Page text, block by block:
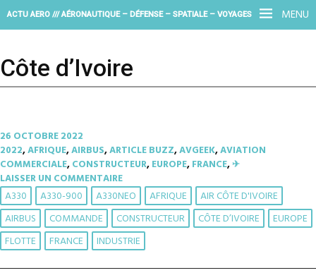
MENU
ACTU AERO /// AÉRONAUTIQUE – DÉFENSE – SPATIALE – VOYAGES
Côte d’Ivoire
26 OCTOBRE 2022
2022,AFRIQUE,AIRBUS,ARTICLE BUZZ,AVGEEK,AVIATION
COMMERCIALE,CONSTRUCTEUR,EUROPE,FRANCE,✈︎
LAISSER UN COMMENTAIRE
A330 A330-900 A330NEO AFRIQUE
AIR CÔTE D'IVOIRE
AIRBUS
COMMANDE CONSTRUCTEUR CÔTE D’IVOIRE
EUROPE
FLOTTE
FRANCE INDUSTRIE